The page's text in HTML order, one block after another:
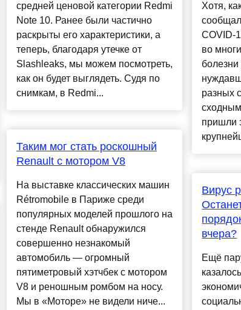
средней ценовой категории Redmi
Note 10. Ранее были частично
раскрыты его характеристики, а
теперь, благодаря утечке от
Slashleaks, мы можем посмотреть,
как он будет выглядеть. Судя по
снимкам, в Redmi...
Таким мог стать роскошный
Renault с мотором V8
На выставке классических машин
Rétromobile в Париже среди
популярных моделей прошлого на
стенде Renault обнаружился
совершенно незнакомый
автомобиль — огромный
пятиметровый хэтчбек с мотором
V8 и реношным ромбом на носу.
Мы в «Моторе» не видели ниче...
Хотя,
COVID-
во
болезни
разных
пришли
Вирус
вчера?
Ещё